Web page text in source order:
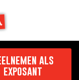
als
exposant